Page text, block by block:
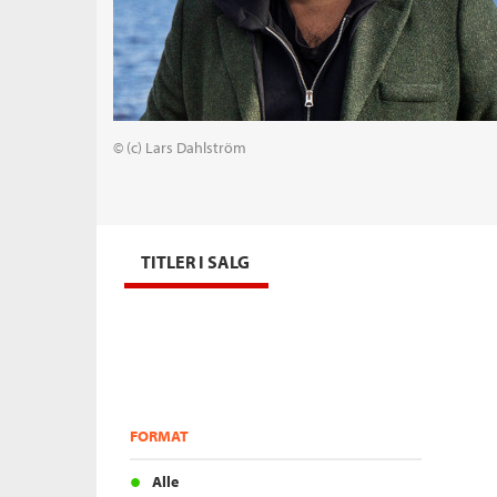
© (c) Lars Dahlström
TITLER I SALG
FORMAT
Alle